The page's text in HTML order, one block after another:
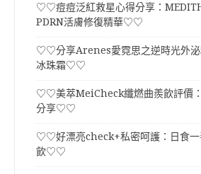
♡♡痘痘泛紅救星心得分享：
PDRN活膚修復精華♡♡
♡♡分享Arenes愛霓思之逆時光外泌
冰珠霜♡♡
♡♡美萃MeiCheck纖燃曲羨飲評價
分享♡♡
♡♡好漂亮check+私密呵護：日食一
飲♡♡